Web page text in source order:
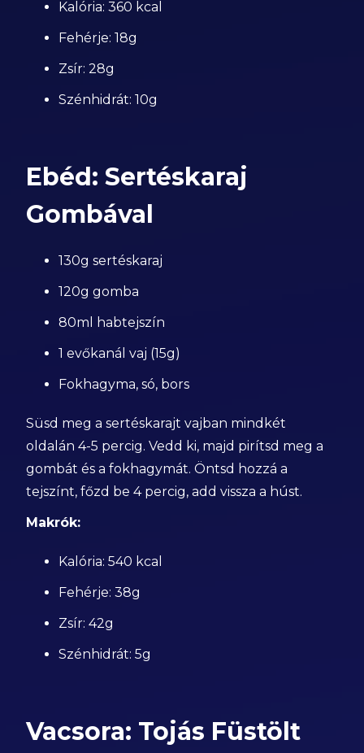
Kalória: 360 kcal
Fehérje: 18g
Zsír: 28g
Szénhidrát: 10g
Ebéd: Sertéskaraj
Gombával
130g sertéskaraj
120g gomba
80ml habtejszín
1 evőkanál vaj (15g)
Fokhagyma, só, bors
Süsd meg a sertéskarajt vajban mindkét
oldalán 4-5 percig. Vedd ki, majd pirítsd meg a
gombát és a fokhagymát. Öntsd hozzá a
tejszínt, főzd be 4 percig, add vissza a húst.
Makrók:
Kalória: 540 kcal
Fehérje: 38g
Zsír: 42g
Szénhidrát: 5g
Vacsora: Tojás Füstölt